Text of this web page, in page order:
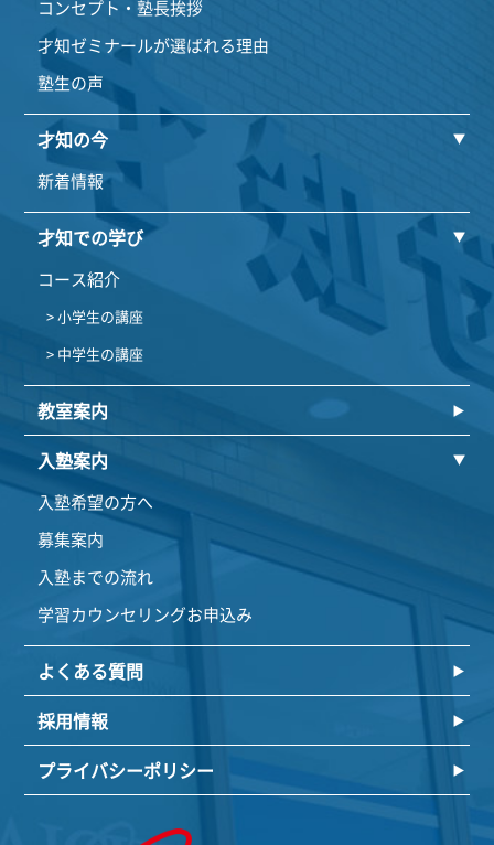
コンセプト・塾長挨拶
才知ゼミナールが選ばれる理由
塾生の声
才知の今
新着情報
才知での学び
コース紹介
> 小学生の講座
> 中学生の講座
教室案内
入塾案内
入塾希望の方へ
募集案内
入塾までの流れ
学習カウンセリングお申込み
よくある質問
採用情報
プライバシーポリシー